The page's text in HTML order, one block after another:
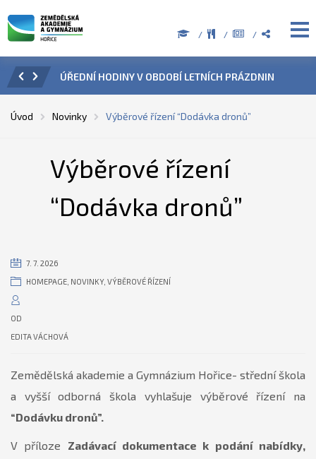
ÚŘEDNÍ HODINY V OBDOBÍ LETNÍCH PRÁZDNIN
Úvod Novinky Výběrové řízení “Dodávka dronů”
Výběrové řízení
“Dodávka dronů”
7. 7. 2026
HOMEPAGE NOVINKY, VÝBĚROVÉ ŘÍZENÍ
OD
EDITA VÁCHOVÁ
Zemědělská akademie a Gymnázium Hořice- střední škola
a vyšší odborná škola vyhlašuje výběrové řízení na
“Dodávku dronů”.
V příloze Zadávací dokumentace k podání nabídky,